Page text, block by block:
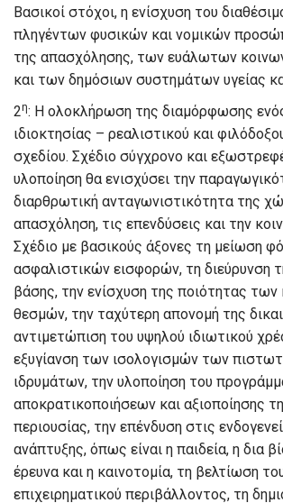
Βασικοί στόχοι, η ενίσχυση του
πληγέντων φυσικών και νομικών
της απασχόλησης, των ευάλωτων
και των δημόσιων συστημάτων υγείας
2η: Η ολοκλήρωση της διαμόρφωσης
ιδιοκτησίας – ρεαλιστικού και
σχεδίου. Σχέδιο σύγχρονο και
υλοποίηση θα ενισχύσει την
διαρθρωτική ανταγωνιστικότητα της
απασχόληση, τις επενδύσεις και την
Σχέδιο με βασικούς άξονες τη μείωση
ασφαλιστικών εισφορών, τη διεύρυνση
βάσης, την ενίσχυση της ποιότητας
θεσμών, την ταχύτερη απονομή της
αντιμετώπιση του υψηλού ιδιωτικού
εξυγίανση των ισολογισμών των
ιδρυμάτων, την υλοποίηση του
αποκρατικοποιήσεων και αξιοποίησης
περιουσίας, την επένδυση στις
ανάπτυξης, όπως είναι η παιδεία, η δια
έρευνα και η καινοτομία, τη βελτίωση
επιχειρηματικού περιβάλλοντος, τη